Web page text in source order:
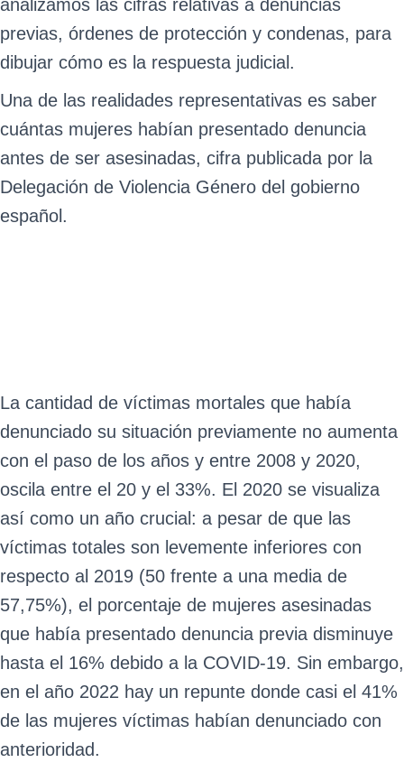
analizamos las cifras relativas a denuncias
previas, órdenes de protección y condenas, para
dibujar cómo es la respuesta judicial.
Una de las realidades representativas es saber
cuántas mujeres habían presentado denuncia
antes de ser asesinadas, cifra publicada por la
Delegación de Violencia Género del gobierno
español.
La cantidad de víctimas mortales que había
denunciado su situación previamente no aumenta
con el paso de los años y entre 2008 y 2020,
oscila entre el 20 y el 33%. El 2020 se visualiza
así como un año crucial: a pesar de que las
víctimas totales son levemente inferiores con
respecto al 2019 (50 frente a una media de
57,75%), el porcentaje de mujeres asesinadas
que había presentado denuncia previa disminuye
hasta el 16% debido a la COVID-19. Sin embargo,
en el año 2022 hay un repunte donde casi el 41%
de las mujeres víctimas habían denunciado con
anterioridad.